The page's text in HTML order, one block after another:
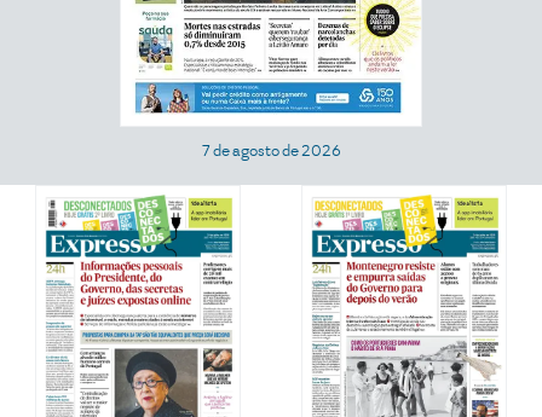
7 de agosto de 2026